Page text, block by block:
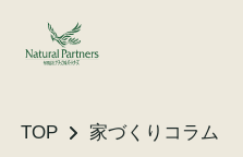
TOP
家づくりコラム